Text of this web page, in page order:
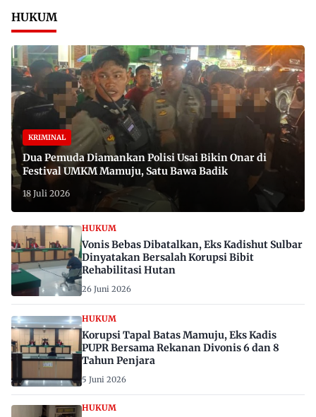
HUKUM
KRIMINAL
Dua Pemuda Diamankan Polisi Usai Bikin Onar di
Festival UMKM Mamuju, Satu Bawa Badik
18 Juli 2026
HUKUM
Vonis Bebas Dibatalkan, Eks Kadishut Sulbar
Dinyatakan Bersalah Korupsi Bibit
Rehabilitasi Hutan
26 Juni 2026
HUKUM
Korupsi Tapal Batas Mamuju, Eks Kadis
PUPR Bersama Rekanan Divonis 6 dan 8
Tahun Penjara
5 Juni 2026
HUKUM